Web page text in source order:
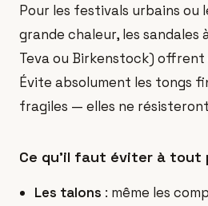
Pour les festivals urbains ou
grande chaleur, les sandales
Teva ou Birkenstock) offrent
Évite absolument les tongs
fragiles — elles ne
Ce qu'il faut éviter à tout
Les talons : même les